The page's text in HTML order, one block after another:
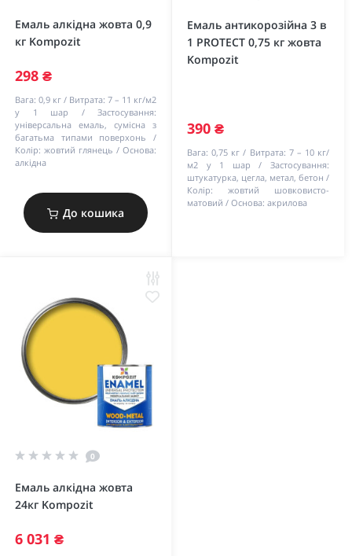
Емаль алкідна жовта 0,9
кг Kompozit
298 ₴
Вага: 0,9 кг Витрата: 7 – 11 кг/м2
у 1 шар
Застосування:
універсальна емаль, сумісна з
багатьма типами поверхонь
Колір: жовтий глянець
Основа:
алкідна
До кошика
Емаль антикорозійна 3 в
1 PROTECT 0,75 кг жовта
Kompozit
390 ₴
Вага: 0,75 кг Витрата: 7 – 10 кг/
м2 у 1 шар
Застосування:
штукатурка, цегла, метал, бетон
Колір:
жовтий шовковисто-
матовий
Основа: акрилова
0
Емаль алкідна жовта
24кг Kompozit
6 031 ₴